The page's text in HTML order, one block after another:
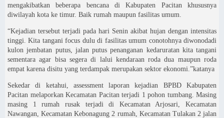
mengakibatkan beberapa bencana di Kabupaten Pacitan khususnya
diwilayah kota ke timur. Baik rumah maupun fasilitas umum.
“Kejadian tersebut terjadi pada hari Senin akibat hujan dengan intensitas
tinggi. Kita tangani focus dulu di fasilitas umum conotohnya diwonodadi
kulon jembatan putus, jalan putus penanganan kedaruratan kita tangani
sementara agar bisa segera di lalui kendaraan roda dua maupun roda
empat karena disitu yang terdampak merupakan sektor ekonomi.”katanya
Sekedar di ketahui, assessment laporan kejadian BPBD Kabupaten
Pacitan melaporkan Kecamatan Pacitan terjadi 1 pohon tumbang. Masing
masing 1 rumah rusak terjadi di Kecamatan Arjosari, Kecamatan
Nawangan, Kecamatan Kebonagung 2 rumah, Kecamatan Tulakan 2 jalan